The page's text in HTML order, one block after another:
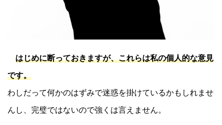
はじめに断っておきますが、これらは私の個人的な意見
です。
わしだって何かのはずみで迷惑を掛けているかもしれませ
んし、完璧ではないので強くは言えません。